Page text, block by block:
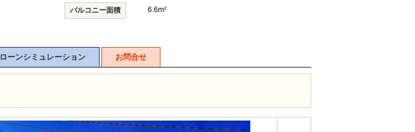
バルコニー面積 6.6m²
ローンシミュレーション お問合せ